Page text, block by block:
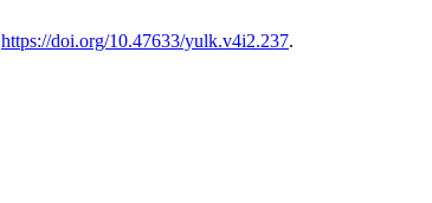
https://doi.org/10.47633/yulk.v4i2.237.